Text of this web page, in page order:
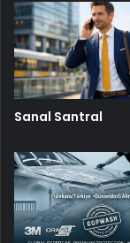
Sanal Santral